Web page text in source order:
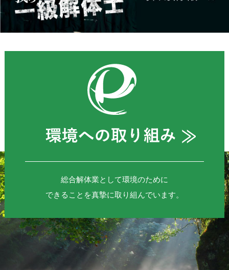
総合解体業として環境のために
できることを真摯に取り組んでいます。